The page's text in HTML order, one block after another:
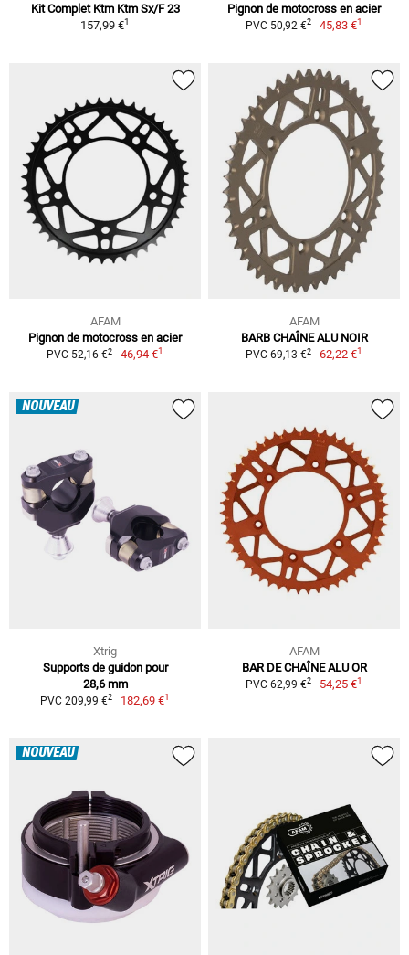
Kit Complet Ktm Ktm Sx/F 23
157,99 €1
Pignon de motocross en acier
PVC 50,92 €2 45,83 €1
AFAM
Pignon de motocross en acier
PVC 52,16 €2 46,94 €1
AFAM
BARB CHAÎNE ALU NOIR
PVC 69,13 €2 62,22 €1
NOUVEAU
Xtrig
Supports de guidon pour
28,6 mm
PVC 209,99 €2 182,69 €1
AFAM
BAR DE CHAÎNE ALU OR
PVC 62,99 €2 54,25 €1
NOUVEAU